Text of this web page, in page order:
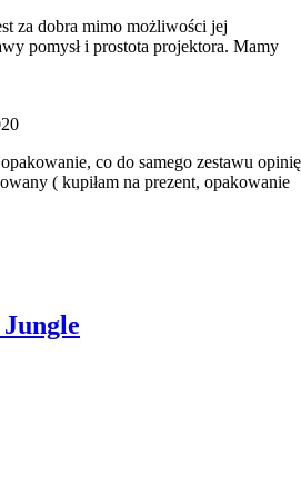
za dobra mimo możliwości jej
pomysł i prostota projektora. Mamy
co do samego zestawu opinię
( kupiłam na prezent, opakowanie